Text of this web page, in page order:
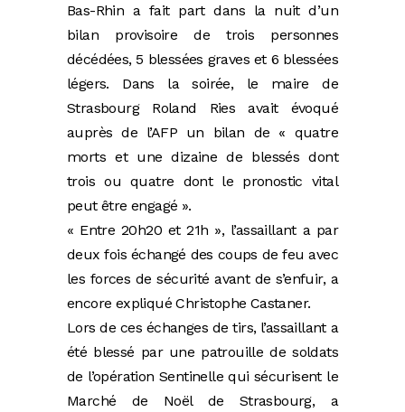
Bas-Rhin a fait part dans la nuit d’un
bilan provisoire de trois personnes
décédées, 5 blessées graves et 6 blessées
légers. Dans la soirée, le maire de
Strasbourg Roland Ries avait évoqué
auprès de l’AFP un bilan de « quatre
morts et une dizaine de blessés dont
trois ou quatre dont le pronostic vital
peut être engagé ».
« Entre 20h20 et 21h », l’assaillant a par
deux fois échangé des coups de feu avec
les forces de sécurité avant de s’enfuir, a
encore expliqué Christophe Castaner.
Lors de ces échanges de tirs, l’assaillant a
été blessé par une patrouille de soldats
de l’opération Sentinelle qui sécurisent le
Marché de Noël de Strasbourg, a